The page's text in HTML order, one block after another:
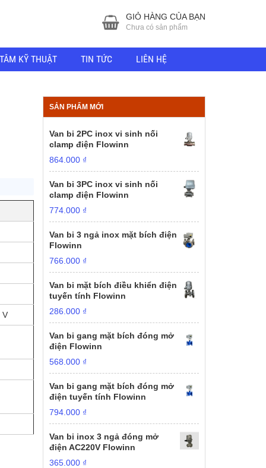
GIỎ HÀNG CỦA BẠN
Chưa có sản phẩm
KỸ THUẬT TIN TỨC LIÊN HỆ
V
SẢN PHẨM MỚI
Van bi 2PC inox vi sinh nối
clamp điện Flowinn
864.000 ₫
Van bi 3PC inox vi sinh nối
clamp điện Flowinn
774.000 ₫
Van bi 3 ngả inox mặt bích điện
Flowinn
766.000 ₫
Van bi mặt bích điều khiển điện
tuyến tính Flowinn
286.000 ₫
Van bi gang mặt bích đóng mở
điện Flowinn
568.000 ₫
Van bi gang mặt bích đóng mở
điện tuyến tính Flowinn
794.000 ₫
Van bi inox 3 ngả đóng mở
điện AC220V Flowinn
365.000 ₫